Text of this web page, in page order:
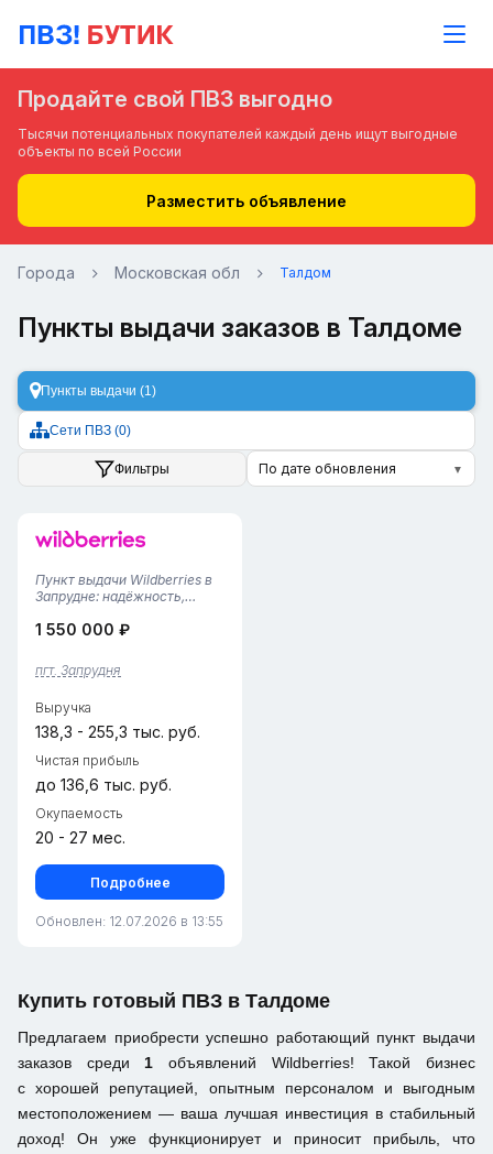
Продайте свой ПВЗ выгодно
Тысячи потенциальных покупателей каждый день ищут выгодные
объекты по всей России
Разместить объявление
Города Московская обл Талдом
Пункты выдачи заказов в Талдоме
Пункты выдачи (1)
Сети ПВЗ (0)
Фильтры По дате обновления ▼
Пункт выдачи Wildberries в
Запрудне: надёжность,
работаем уже 4 года — и за
до совершенства. Доверьте
получение заказов команде
1 550 000 ₽
пгт. Запрудня
Выручка
138,3 - 255,3 тыс. руб.
Чистая прибыль
до 136,6 тыс. руб.
Окупаемость
20 - 27 мес.
Подробнее
Обновлен: 12.07.2026 в 13:55
Купить готовый ПВЗ в Талдоме
Предлагаем приобрести успешно работающий пункт выдачи
заказов среди 1 объявлений Wildberries! Такой бизнес
с хорошей репутацией, опытным персоналом и выгодным
местоположением — ваша лучшая инвестиция в стабильный
доход! Он уже функционирует и приносит прибыль, что